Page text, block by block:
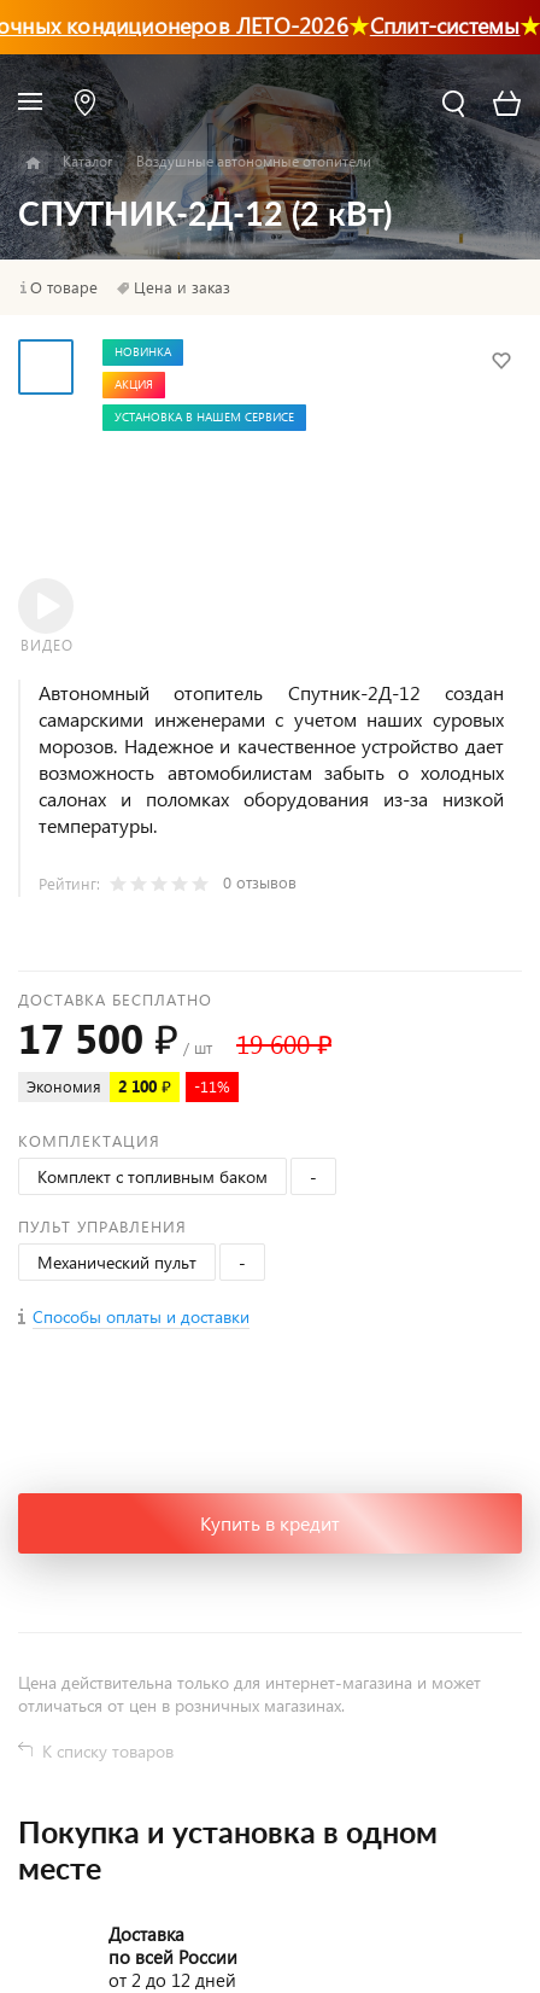
кондиционеров ЛЕТО-2026 Сплит-системы
Каталог Воздушные автономные отопители
СПУТНИК-2Д-12 (2 кВт)
О товаре Цена и заказ
ВИДЕО
НОВИНКА
АКЦИЯ
УСТАНОВКА В НАШЕМ СЕРВИСЕ
Автономный отопитель Спутник-2Д-12 создан
самарскими инженерами с учетом наших суровых
морозов. Надежное и качественное устройство дает
возможность автомобилистам забыть о холодных
салонах и поломках оборудования из-за низкой
температуры.
Рейтинг: 0 отзывов
ДОСТАВКА БЕСПЛАТНО
17 500 ₽ / шт 19 600 ₽
Экономия 2 100 ₽ -11%
КОМПЛЕКТАЦИЯ
Комплект с топливным баком -
ПУЛЬТ УПРАВЛЕНИЯ
Механический пульт -
Способы оплаты и доставки
Купить в кредит
Цена действительна только для интернет-магазина и может
отличаться от цен в розничных магазинах.
К списку товаров
Покупка и установка в одном
месте
Доставка
по всей России
от 2 до 12 дней